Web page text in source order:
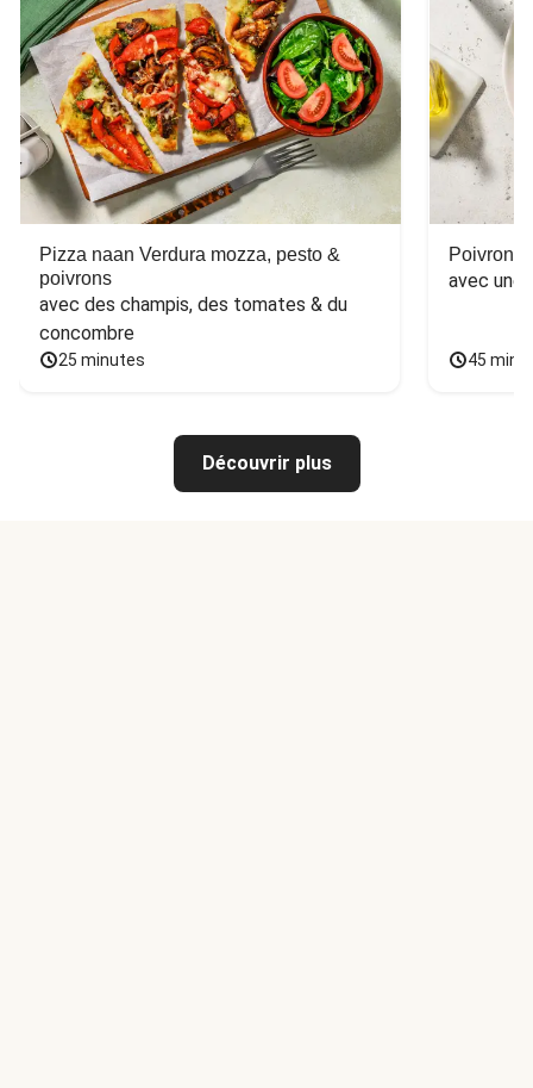
Pizza naan Verdura mozza, pesto &
poivrons
avec des champis, des tomates & du
concombre
25 minutes
Poivron
avec une
45
Découvrir plus